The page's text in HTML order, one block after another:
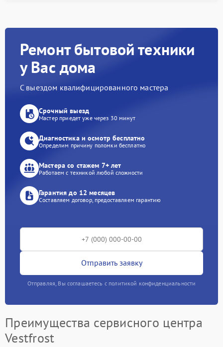
Ремонт бытовой техники
у Вас дома
С выездом квалифицированного мастера
Срочный выезд
Мастер приедет уже через 30 минут
Диагностика и осмотр бесплатно
Определим причину поломки бесплатно
Мастера со стажем 7+ лет
Работаем с техникой любой сложности
Гарантия до 12 месяцев
Составляем договор, предоставляем гарантию
Отправить заявку
Отправляя, Вы соглашаетесь с политикой конфиденциальности
Преимущества сервисного центра
Vestfrost